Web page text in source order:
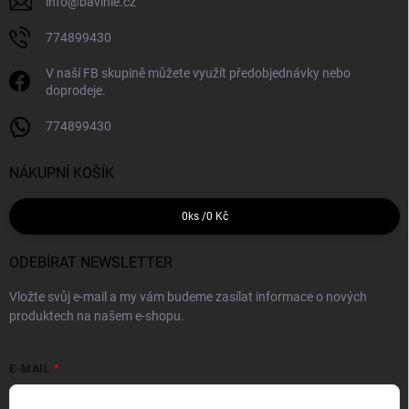
774899430
V naší FB skupině můžete využít předobjednávky nebo
doprodeje.
774899430
NÁKUPNÍ KOŠÍK
0 ks /0 Kč
ODEBÍRAT NEWSLETTER
Vložte svůj e-mail a my vám budeme zasílat informace o nových
produktech na našem e-shopu.
E-MAIL